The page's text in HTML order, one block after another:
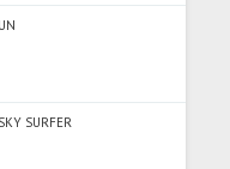
SURFER